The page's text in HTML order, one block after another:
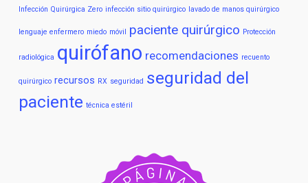
Infección Quirúrgica Zero infección sitio quirúrgico lavado de manos quirúrgico
lenguaje enfermero miedo móvil paciente quirúrgico Protección
radiológica quirófano recomendaciones recuento
quirúrgico recursos RX seguridad seguridad del
paciente técnica estéril